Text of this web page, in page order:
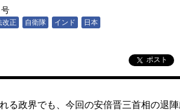
改正 自衛隊 インド 日本
ポスト
る政界でも、今回の安倍晋三首相の退